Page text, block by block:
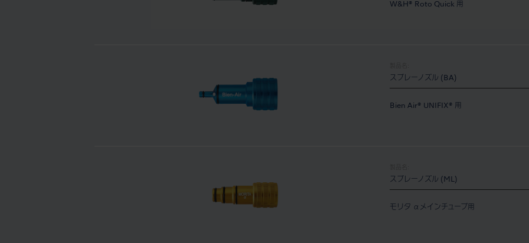
W&H® Roto Quick 用
スプレーノズル (BA)
Bien Air® UNIFIX® 用
スプレーノズル (ML)
モリタ αメインチューブ用